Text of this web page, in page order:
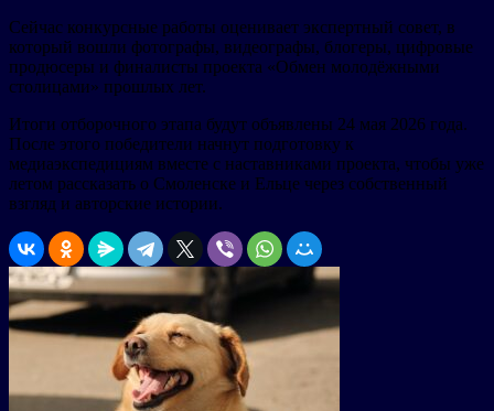
Сейчас конкурсные работы оценивает экспертный совет, в
который вошли фотографы, видеографы, блогеры, цифровые
продюсеры и финалисты проекта «Обмен молодёжными
столицами» прошлых лет.
Итоги отборочного этапа будут объявлены 24 мая 2026 года.
После этого победители начнут подготовку к
медиаэкспедициям вместе с наставниками проекта, чтобы уже
летом рассказать о Смоленске и Ельце через собственный
взгляд и авторские истории.